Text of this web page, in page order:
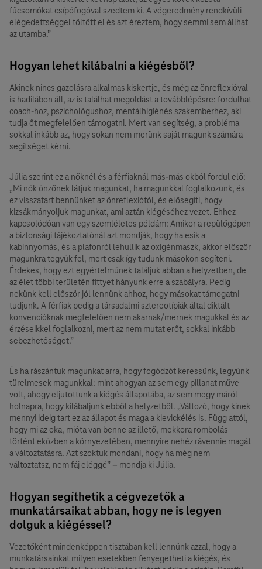
fűcsomókat csípőfogóval szedtem ki. A végeredmény rendkívüli
elégedettséggel töltött el és azt éreztem, hogy semmi sem állhat
az utamba.”
Hogyan lehet kilábalni a kiégésből?
Akinek nincs gazolásra alkalmas kiskertje, és még az önreflexióval
is hadilábon áll, az is találhat megoldást a továbblépésre: fordulhat
coach-hoz, pszichológushoz, mentálhigiénés szakemberhez, aki
tudja őt megfelelően támogatni. Mert van segítség, a probléma
sokkal inkább az, hogy sokan nem merünk saját magunk számára
segítséget kérni.
Júlia szerint ez a nőknél és a férfiaknál más-más okból fordul elő:
„Mi nők önzőnek látjuk magunkat, ha magunkkal foglalkozunk, és
ez visszatart bennünket az önreflexiótól, és elősegíti, hogy
kizsákmányoljuk magunkat, ami aztán kiégéséhez vezet. Ehhez
kapcsolódóan van egy szemléletes példám: Amikor a repülőgépen
a biztonsági tájékoztatónál azt mondják, hogy ha esik a
kabinnyomás, és a plafonról lehullik az oxigénmaszk, akkor először
magunkra tegyük fel, mert csak így tudunk másokon segíteni.
Érdekes, hogy ezt egyértelműnek találjuk abban a helyzetben, de
az élet többi területén fittyet hányunk erre a szabályra. Pedig
nekünk kell először jól lennünk ahhoz, hogy másokat támogatni
tudjunk. A férfiak pedig a társadalmi sztereotípiák által diktált
konvencióknak megfelelően nem akarnak/mernek magukkal és az
érzéseikkel foglalkozni, mert az nem mutat erőt, sokkal inkább
sebezhetőséget.”
És ha rászántuk magunkat arra, hogy fogódzót keressünk, legyünk
türelmesek magunkkal: mint ahogyan az sem egy pillanat műve
volt, ahogy eljutottunk a kiégés állapotába, az sem megy máról
holnapra, hogy kilábaljunk ebből a helyzetből. „Változó, hogy kinek
mennyi ideig tart ez az állapot és maga a kievickélés is. Függ attól,
hogy mi az oka, mióta van benne az illető, mekkora rombolás
történt eközben a környezetében, mennyire nehéz rávennie magát
a változtatásra. Azt szoktuk mondani, hogy ha még nem
változtatsz, nem fáj eléggé” – mondja ki Júlia.
Hogyan segíthetik a cégvezetők a
munkatársaikat abban, hogy ne is legyen
dolguk a kiégéssel?
Vezetőként mindenképpen tisztában kell lennünk azzal, hogy a
munkatársainkat milyen esetekben fenyegetheti a kiégés, és